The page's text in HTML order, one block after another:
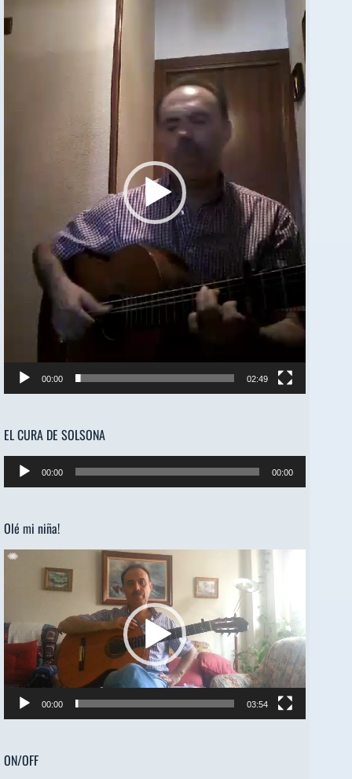
de
vídeo
00:00 02:49
EL CURA DE SOLSONA
Reproductor
de
00:00 00:00
Olé mi niña!
Reproductor
00:00 03:54
ON/OFF